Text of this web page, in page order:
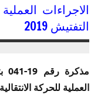
الاجراءات
التفتيش 2019
العملية للحركة